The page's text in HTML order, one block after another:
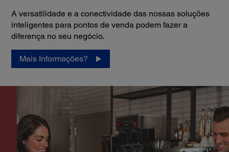
A versatilidade e a conectividade das nossas soluções
inteligentes para pontos de venda podem fazer a
diferença no seu negócio.
Mais Informações?